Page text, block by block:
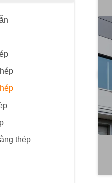
thép